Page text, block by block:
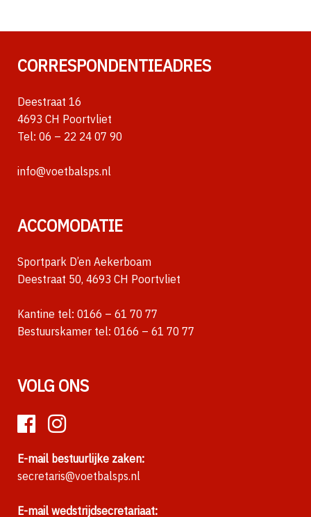
CORRESPONDENTIEADRES
Deestraat 16
4693 CH Poortvliet
Tel: 06 – 22 24 07 90
info@voetbalsps.nl
ACCOMODATIE
Sportpark D’en Aekerboam
Deestraat 50, 4693 CH Poortvliet
Kantine tel: 0166 – 61 70 77
Bestuurskamer tel: 0166 – 61 70 77
VOLG ONS
E-mail bestuurlijke zaken:
secretaris@voetbalsps.nl
E-mail wedstrijdsecretariaat: